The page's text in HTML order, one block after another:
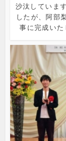
沙汰していま
したが、阿部
事に完成い